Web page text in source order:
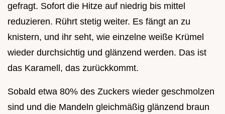
gefragt. Sofort die Hitze auf niedrig bis mittel
reduzieren. Rührt stetig weiter. Es fängt an zu
knistern, und ihr seht, wie einzelne weiße Krümel
wieder durchsichtig und glänzend werden. Das ist
das Karamell, das zurückkommt.
Sobald etwa 80% des Zuckers wieder geschmolzen
sind und die Mandeln gleichmäßig glänzend braun